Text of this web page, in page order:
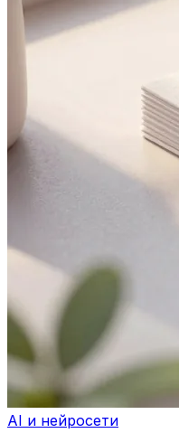
AI и нейросети